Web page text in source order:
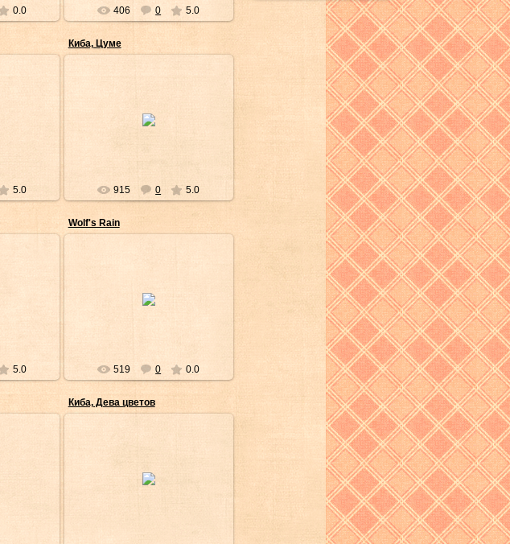
0.0 406 0 5.0
5.0
Киба, Цуме
915 0 5.0
5.0
Wolf's Rain
519 0 0.0
Киба, Дева цветов